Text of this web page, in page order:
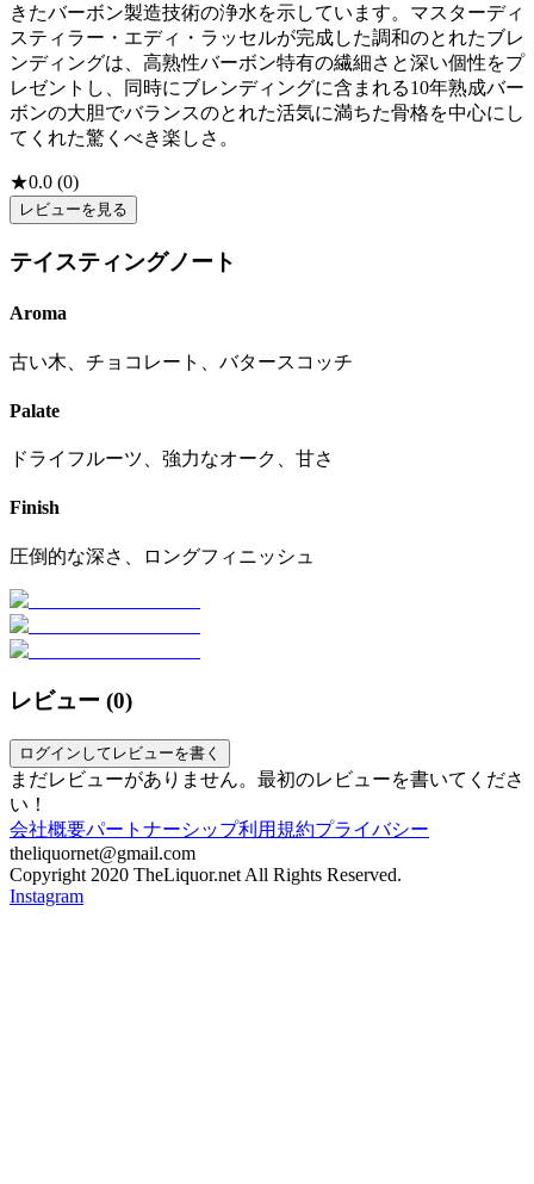
きたバーボン製造技術の浄水を示しています。マスターディ
スティラー・エディ・ラッセルが完成した調和のとれたブレ
ンディングは、高熟性バーボン特有の繊細さと深い個性をプ
レゼントし、同時にブレンディングに含まれる10年熟成バー
ボンの大胆でバランスのとれた活気に満ちた骨格を中心にし
てくれた驚くべき楽しさ。
★0.0 (0)
レビューを見る
テイスティングノート
Aroma
古い木、チョコレート、バタースコッチ
Palate
ドライフルーツ、強力なオーク、甘さ
Finish
圧倒的な深さ、ロングフィニッシュ
レビュー (0)
ログインしてレビューを書く
まだレビューがありません。最初のレビューを書いてくださ
い！
会社概要パートナーシップ利用規約プライバシー
theliquornet@gmail.com
Copyright 2020 TheLiquor.net All Rights Reserved.
Instagram